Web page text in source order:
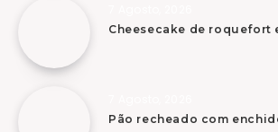
Cheesecake de roquefort
Pão recheado com